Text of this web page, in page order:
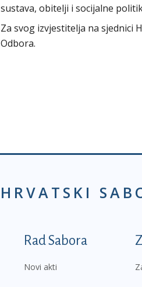
sustava, obitelji i socijalne
Za svog izvjestitelja na sjednici
Odbora.
HRVATSKI
Podnožje prvi
Rad Sabora
Novi akti